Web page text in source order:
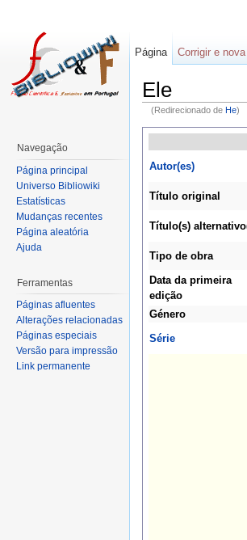
Ele
(Redirecionado de He)
Autor(es)
Título original
Título(s)
Tipo de obra
Data da primeira
edição
Género
Série
Página Corrigir e
Navegação
Página principal
Universo Bibliowiki
Estatísticas
Mudanças recentes
Página aleatória
Ajuda
Ferramentas
Páginas afluentes
Alterações relacionadas
Páginas especiais
Versão para impressão
Link permanente